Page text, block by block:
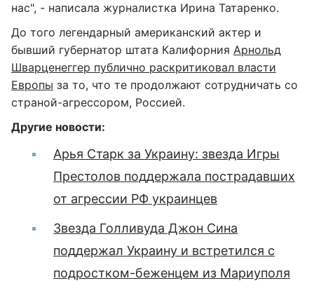
нас", - написала журналистка Ирина Татаренко.
До того легендарный американский актер и
бывший губернатор штата Калифорния Арнольд
Шварценеггер публично раскритиковал власти
Европы за то, что те продолжают сотрудничать со
страной-агрессором, Россией.
Другие новости:
Арья Старк за Украину: звезда Игры
Престолов поддержала пострадавших
от агрессии РФ украинцев
Звезда Голливуда Джон Сина
поддержал Украину и встретился с
подростком-беженцем из Мариуполя